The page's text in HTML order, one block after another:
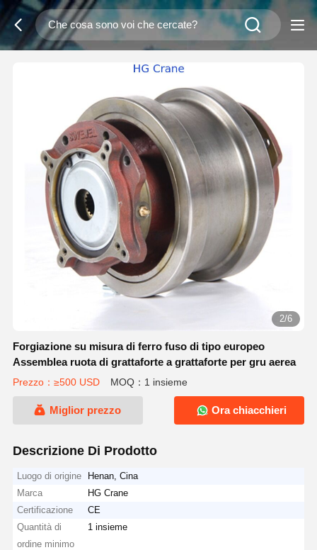
2/6
Forgiazione su misura di ferro fuso di tipo europeo
Assemblea ruota di grattaforte a grattaforte per gru aerea
Prezzo：≥500 USD MOQ：1 insieme
Miglior prezzo Ora chiacchieri
Descrizione Di Prodotto
Luogo di origine
Henan, Cina
Marca
HG Crane
Certificazione
CE
Quantità di
ordine minimo
1 insieme